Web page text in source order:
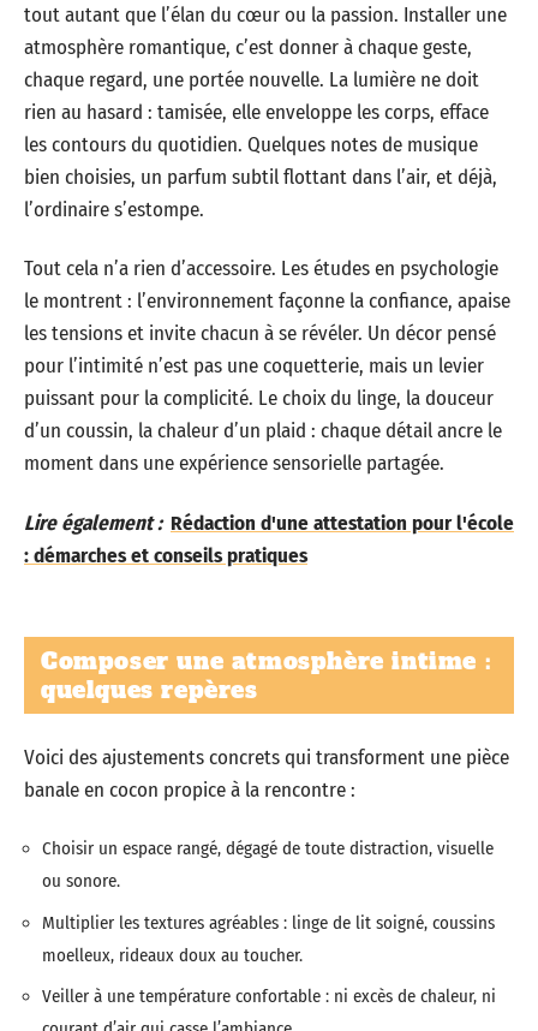
tout autant que l’élan du cœur ou la passion. Installer une
atmosphère romantique, c’est donner à chaque geste,
chaque regard, une portée nouvelle. La lumière ne doit
rien au hasard : tamisée, elle enveloppe les corps, efface
les contours du quotidien. Quelques notes de musique
bien choisies, un parfum subtil flottant dans l’air, et déjà,
l’ordinaire s’estompe.
Tout cela n’a rien d’accessoire. Les études en psychologie
le montrent : l’environnement façonne la confiance, apaise
les tensions et invite chacun à se révéler. Un décor pensé
pour l’intimité n’est pas une coquetterie, mais un levier
puissant pour la complicité. Le choix du linge, la douceur
d’un coussin, la chaleur d’un plaid : chaque détail ancre le
moment dans une expérience sensorielle partagée.
Lire également : Rédaction d'une attestation pour l'école
: démarches et conseils pratiques
Composer une atmosphère intime :
quelques repères
Voici des ajustements concrets qui transforment une pièce
banale en cocon propice à la rencontre :
Choisir un espace rangé, dégagé de toute distraction, visuelle
ou sonore.
Multiplier les textures agréables : linge de lit soigné, coussins
moelleux, rideaux doux au toucher.
Veiller à une température confortable : ni excès de chaleur, ni